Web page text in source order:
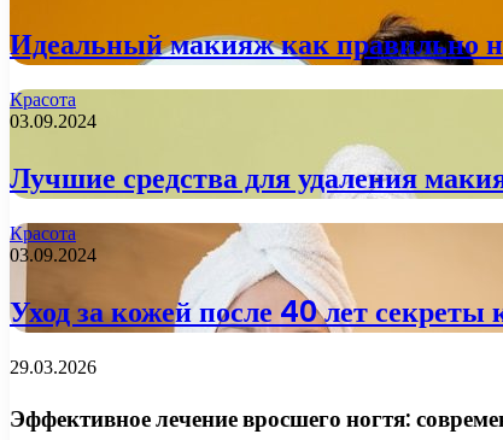
Идеальный макияж как правильно
Красота
03.09.2024
Лучшие средства для удаления
Красота
03.09.2024
Уход за кожей после 40 лет секреты
29.03.2026
Эффективное лечение вросшего ногтя: